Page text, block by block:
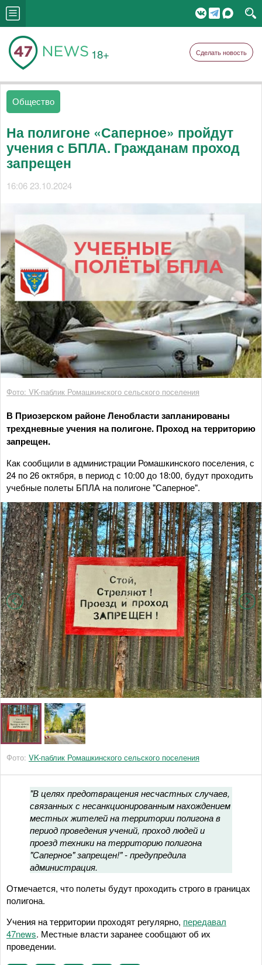
18+ Сделать новость
Общество
На полигоне «Саперное» пройдут
учения с БПЛА. Гражданам проход
запрещен
16:06 23.10.2024
Фото: VK-паблик Ромашкинского сельского поселения
В Приозерском районе Ленобласти запланированы
трехдневные учения на полигоне. Проход на территорию
запрещен.
Как сообщили в администрации Ромашкинского поселения, с
24 по 26 октября, в период с 10:00 до 18:00, будут проходить
учебные полеты БПЛА на полигоне "Саперное".
Фото: VK-паблик Ромашкинского сельского поселения
"В целях предотвращения несчастных случаев,
связанных с несанкционированным нахождением
местных жителей на территории полигона в
период проведения учений, проход людей и
проезд техники на территорию полигона
"Саперное" запрещен!" - предупредила
администрация.
Отмечается, что полеты будут проходить строго в границах
полигона.
Учения на территории проходят регулярно, передавал
47news. Местные власти заранее сообщают об их
проведении.